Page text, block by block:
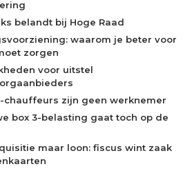
belandt bij Hoge Raad
waarom je beter voor
zorgen
voor uitstel
chauffeurs zijn geen werknemer
box 3-belasting gaat toch op de
maar loon: fiscus wint zaak